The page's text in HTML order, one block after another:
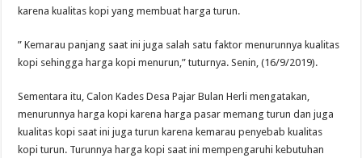
karena kualitas kopi yang membuat harga turun.
” Kemarau panjang saat ini juga salah satu faktor menurunnya kualitas
kopi sehingga harga kopi menurun,” tuturnya. Senin, (16/9/2019).
Sementara itu, Calon Kades Desa Pajar Bulan Herli mengatakan,
menurunnya harga kopi karena harga pasar memang turun dan juga
kualitas kopi saat ini juga turun karena kemarau penyebab kualitas
kopi turun. Turunnya harga kopi saat ini mempengaruhi kebutuhan